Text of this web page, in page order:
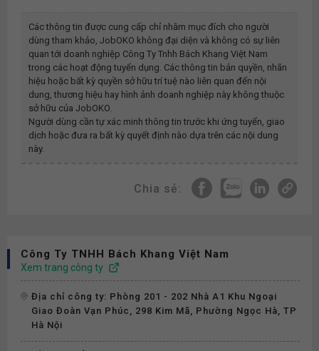
Các thông tin được cung cấp chỉ nhằm mục đích cho người
dùng tham khảo, JobOKO không đại diện và không có sự liên
quan tới doanh nghiệp Công Ty Tnhh Bách Khang Việt Nam
trong các hoạt động tuyển dụng. Các thông tin bản quyền, nhãn
hiệu hoặc bất kỳ quyền sở hữu trí tuệ nào liên quan đến nội
dung, thương hiệu hay hình ảnh doanh nghiệp này không thuộc
sở hữu của JobOKO.
Người dùng cần tự xác minh thông tin trước khi ứng tuyển, giao
dịch hoặc đưa ra bất kỳ quyết định nào dựa trên các nội dung
này.
Chia sẻ:
Công Ty TNHH Bách Khang Việt Nam
Xem trang công ty
Địa chỉ công ty: Phòng 201 - 202 Nhà A1 Khu Ngoại
Giao Đoàn Vạn Phúc, 298 Kim Mã, Phường Ngọc Hà, TP
Hà Nội